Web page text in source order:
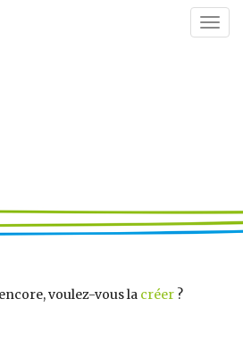
voulez-vous la créer ?